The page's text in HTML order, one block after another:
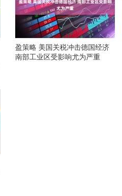
盈策略 美国关税冲击德国经济
南部工业区受影响尤为严重